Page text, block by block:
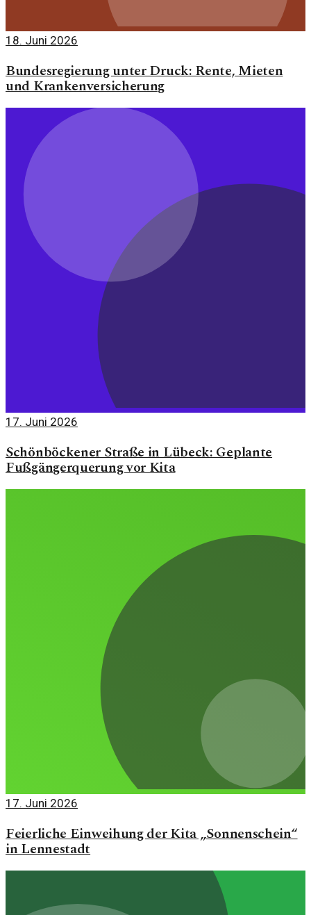
18. Juni 2026
Bundesregierung unter Druck: Rente, Mieten
und Krankenversicherung
17. Juni 2026
Schönböckener Straße in Lübeck: Geplante
Fußgängerquerung vor Kita
17. Juni 2026
Feierliche Einweihung der Kita „Sonnenschein“
in Lennestadt